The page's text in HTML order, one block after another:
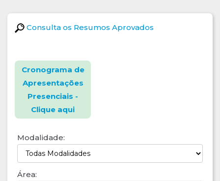
Consulta os Resumos Aprovados
Cronograma de
Apresentações
Presenciais -
Clique aqui
Modalidade:
Área: